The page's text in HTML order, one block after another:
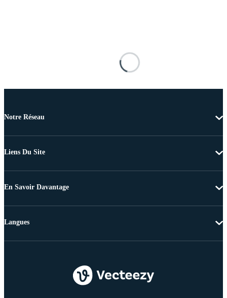
Notre Réseau
Liens Du Site
En Savoir Davantage
Langues